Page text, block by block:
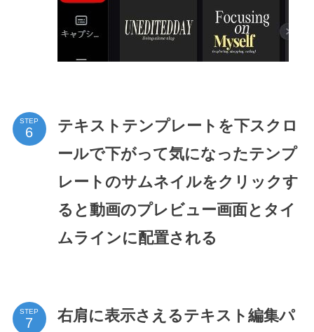
STEP
テキストテンプレートを下スクロ
ールで下がって気になったテンプ
レートのサムネイルをクリックす
ると動画のプレビュー画面とタイ
ムラインに配置される
STEP
右肩に表示さえるテキスト編集パ